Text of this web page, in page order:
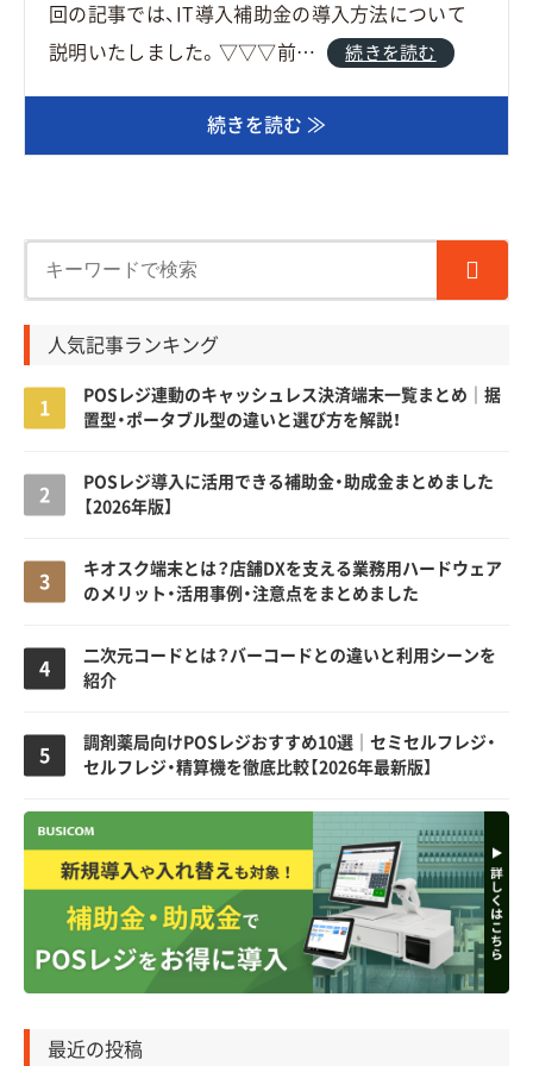
回の記事では、IT導入補助金の導入方法について
説明いたしました。▽▽▽前…
続きを読む
続きを読む ≫
人気記事ランキング
POSレジ連動のキャッシュレス決済端末一覧まとめ｜据
置型・ポータブル型の違いと選び方を解説！
POSレジ導入に活用できる補助金・助成金まとめました
【2026年版】
キオスク端末とは？店舗DXを支える業務用ハードウェア
のメリット・活用事例・注意点をまとめました
二次元コードとは？バーコードとの違いと利用シーンを
紹介
調剤薬局向けPOSレジおすすめ10選｜セミセルフレジ・
セルフレジ・精算機を徹底比較【2026年最新版】
最近の投稿